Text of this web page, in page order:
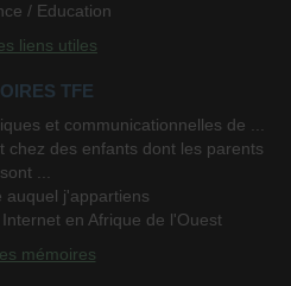
/ Education
liens utiles
TFE
et communicationnelles de ...
chez des enfants dont les parents
sont ...
auquel j'appartiens
en Afrique de l'Ouest
mémoires